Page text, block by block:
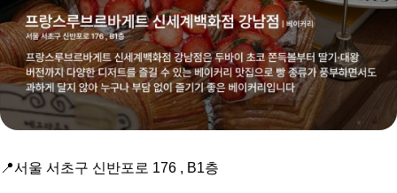
📍서울 서초구 신반포로 176 , B1층